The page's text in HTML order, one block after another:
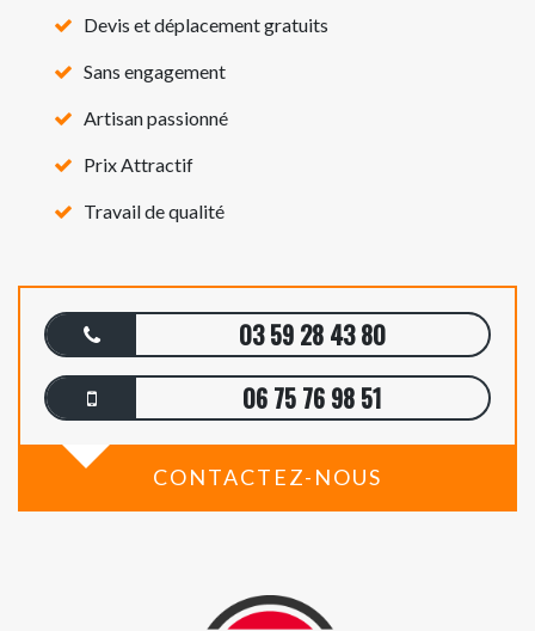
Devis et déplacement gratuits
Sans engagement
Artisan passionné
Prix Attractif
Travail de qualité
03 59 28 43 80
06 75 76 98 51
CONTACTEZ-NOUS